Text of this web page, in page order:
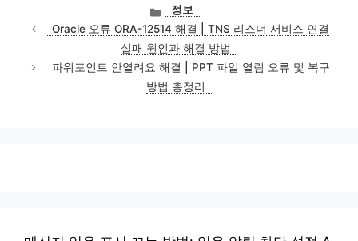
카
테
고
리
정보
Oracle 오류 ORA-12514 해결 | TNS 리스너 서비스 연결
실패 원인과 해결 방법
파워포인트 안열려요 해결 | PPT 파일 열림 오류 및 복구
방법 총정리